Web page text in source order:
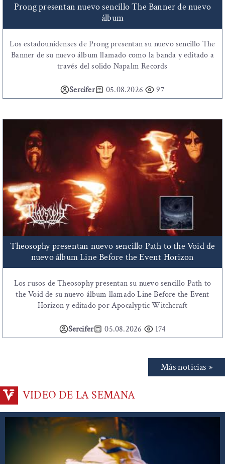
Prong presentan nuevo sencillo The Banner de nuevo
álbum
Los estadounidenses de Prong presentan su nuevo sencillo The
Banner de su nuevo álbum llamado como la banda y editado a
través del solido Napalm Records
Sercifer 05.08.2026 97
Theosophy presentan nuevo sencillo Path to the Void de
nuevo álbum Line Before the Event Horizon
Los rusos de Theosophy presentan su nuevo sencillo Path to
the Void de su nuevo álbum llamado Line Before the Event
Horizon y editado por Apocalyptic Witchcraft
Sercifer 05.08.2026 174
Más noticias »
VIDEO DE LA SEMANA